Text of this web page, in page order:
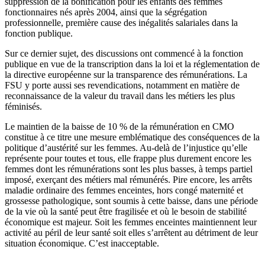
fonctionnaires nés après 2004, ainsi que la ségrégation
professionnelle, première cause des inégalités salariales dans la
fonction publique.
Sur ce dernier sujet, des discussions ont commencé à la fonction
publique en vue de la transcription dans la loi et la réglementation de
la directive européenne sur la transparence des rémunérations. La
FSU y porte aussi ses revendications, notamment en matière de
reconnaissance de la valeur du travail dans les métiers les plus
féminisés.
Le maintien de la baisse de 10 % de la rémunération en CMO
constitue à ce titre une mesure emblématique des conséquences de la
politique d’austérité sur les femmes. Au-delà de l’injustice qu’elle
représente pour toutes et tous, elle frappe plus durement encore les
femmes dont les rémunérations sont les plus basses, à temps partiel
imposé, exerçant des métiers mal rémunérés. Pire encore, les arrêts
maladie ordinaire des femmes enceintes, hors congé maternité et
grossesse pathologique, sont soumis à cette baisse, dans une période
de la vie où la santé peut être fragilisée et où le besoin de stabilité
économique est majeur. Soit les femmes enceintes maintiennent leur
activité au péril de leur santé soit elles s’arrêtent au détriment de leur
situation économique. C’est inacceptable.